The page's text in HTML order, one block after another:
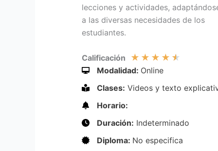
lecciones y actividades,
a las diversas necesidades de los
estudiantes.
Calificación ★ ★ ★ ★ ★
Modalidad: Online
Clases: Videos y texto
Horario:
Duración: Indeterminado
Diploma: No especifica